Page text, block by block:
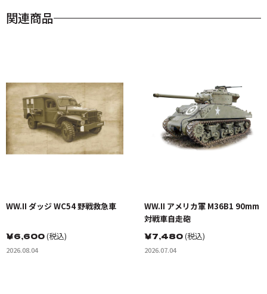
関連商品
WW.II ダッジ WC54 野戦救急車
￥6,600(税込)
2026.08.04
WW.II アメリカ軍 M36B1 90mm
対戦車自走砲
￥7,480(税込)
2026.07.04